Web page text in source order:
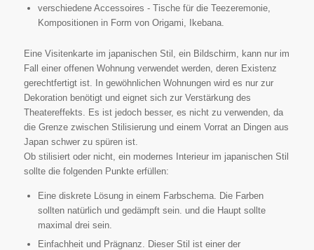
verschiedene Accessoires - Tische für die Teezeremonie,
Kompositionen in Form von Origami, Ikebana.
Eine Visitenkarte im japanischen Stil, ein Bildschirm, kann nur im
Fall einer offenen Wohnung verwendet werden, deren Existenz
gerechtfertigt ist. In gewöhnlichen Wohnungen wird es nur zur
Dekoration benötigt und eignet sich zur Verstärkung des
Theatereffekts. Es ist jedoch besser, es nicht zu verwenden, da
die Grenze zwischen Stilisierung und einem Vorrat an Dingen aus
Japan schwer zu spüren ist.
Ob stilisiert oder nicht, ein modernes Interieur im japanischen Stil
sollte die folgenden Punkte erfüllen:
Eine diskrete Lösung in einem Farbschema. Die Farben
sollten natürlich und gedämpft sein. und die Haupt sollte
maximal drei sein.
Einfachheit und Prägnanz. Dieser Stil ist einer der